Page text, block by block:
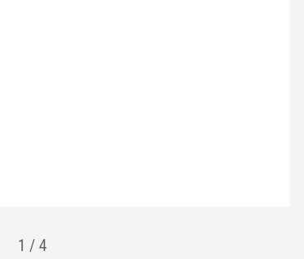
1 / 4